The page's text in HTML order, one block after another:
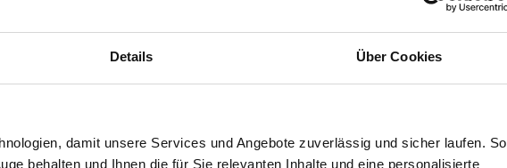
Details Über Cookies
damit unsere Services und Angebote zuverlässig und sicher laufen. So
behalten und Ihnen die für Sie relevanten Inhalte und eine personalisierte